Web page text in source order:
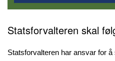
Statsforvalteren skal
Statsforvalteren har ansvar for